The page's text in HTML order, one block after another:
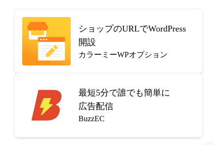
ショップのURLでWordPress
開設
カラーミーWPオプション
最短5分で誰でも簡単に
広告配信
BuzzEC